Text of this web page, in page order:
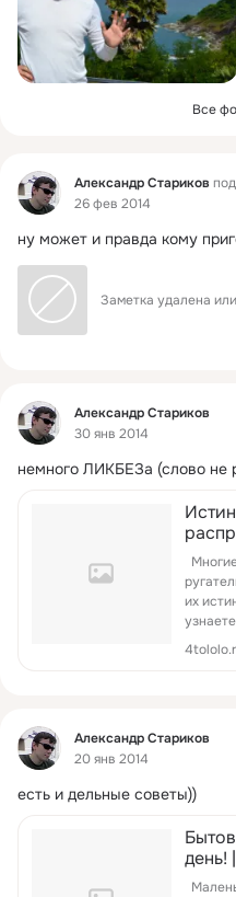
Все
Фид Александр Стариков
26 фев 2014
ну может и правда кому
Заметка удалена
Фид
Александр Стариков
30 янв 2014
немного ЛИКБЕЗа (слово не
их
такие
Фид
Александр Стариков
20 янв 2014
есть и дельные советы))
день!